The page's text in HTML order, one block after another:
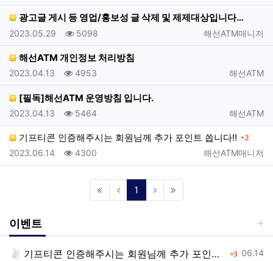
광고글 게시 등 영업/홍보성 글 삭제 및 제제대상입니다…
등록자
해선ATM매니저
등록일
2023.05.29 조회
5098
해선ATM 개인정보 처리방침
등록자
해선ATM
등록일
2023.04.13 조회
4953
[필독]해선ATM 운영방침 입니다.
등록자
해선ATM
등록일
2023.04.13 조회
5464
기프티콘 인증해주시는 회원님께 추가 포인트 쏩니다!! 댓글
2
등록자
해선ATM매니저
등록일
2023.06.14 조회
4300
1 (current)
이벤트
등록일
06.14
기프티콘 인증해주시는 회원님께 추가 포인트 쏩니다!! 3댓글